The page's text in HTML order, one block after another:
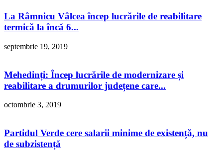
La Râmnicu Vâlcea încep lucrările de reabilitare
termică la încă 6...
septembrie 19, 2019
Mehedinți: Încep lucrările de modernizare și
reabilitare a drumurilor județene care...
octombrie 3, 2019
Partidul Verde cere salarii minime de existență, nu
de subzistență